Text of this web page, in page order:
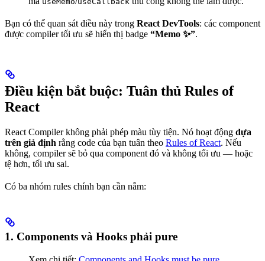
Bạn có thể quan sát điều này trong React DevTools: các component
được compiler tối ưu sẽ hiển thị badge “Memo ✨”.
Điều kiện bắt buộc: Tuân thủ Rules of
React
React Compiler không phải phép màu tùy tiện. Nó hoạt động dựa
trên giả định rằng code của bạn tuân theo Rules of React. Nếu
không, compiler sẽ bỏ qua component đó và không tối ưu — hoặc
tệ hơn, tối ưu sai.
Có ba nhóm rules chính bạn cần nắm:
1. Components và Hooks phải pure